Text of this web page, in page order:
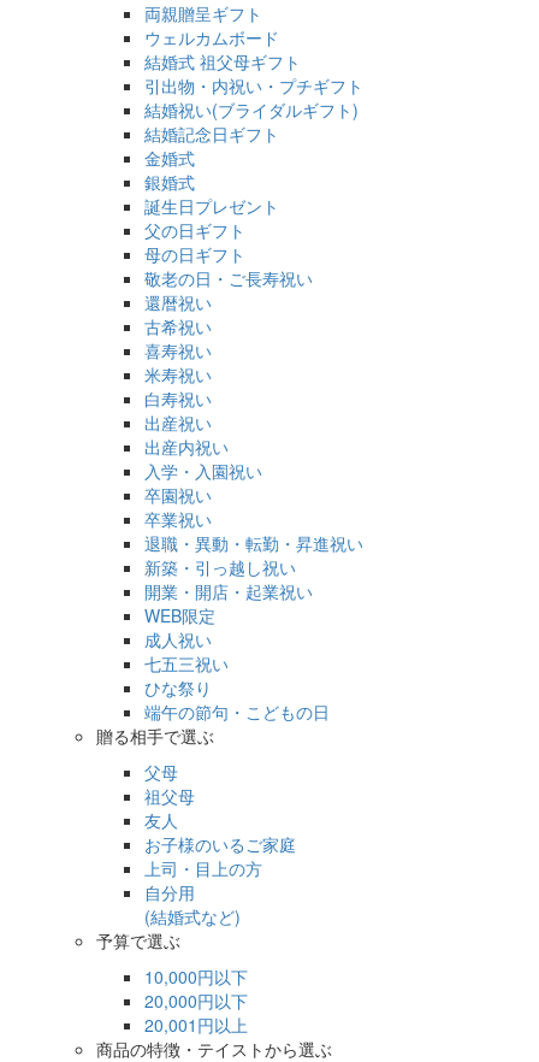
両親贈呈ギフト
ウェルカムボード
結婚式 祖父母ギフト
引出物・内祝い・プチギフト
結婚祝い(ブライダルギフト)
結婚記念日ギフト
金婚式
銀婚式
誕生日プレゼント
父の日ギフト
母の日ギフト
敬老の日・ご長寿祝い
還暦祝い
古希祝い
喜寿祝い
米寿祝い
白寿祝い
出産祝い
出産内祝い
入学・入園祝い
卒園祝い
卒業祝い
退職・異動・転勤・昇進祝い
新築・引っ越し祝い
開業・開店・起業祝い
WEB限定
成人祝い
七五三祝い
ひな祭り
端午の節句・こどもの日
贈る相手で選ぶ
父母
祖父母
友人
お子様のいるご家庭
上司・目上の方
自分用
(結婚式など)
予算で選ぶ
10,000円以下
20,000円以下
20,001円以上
商品の特徴・テイストから選ぶ